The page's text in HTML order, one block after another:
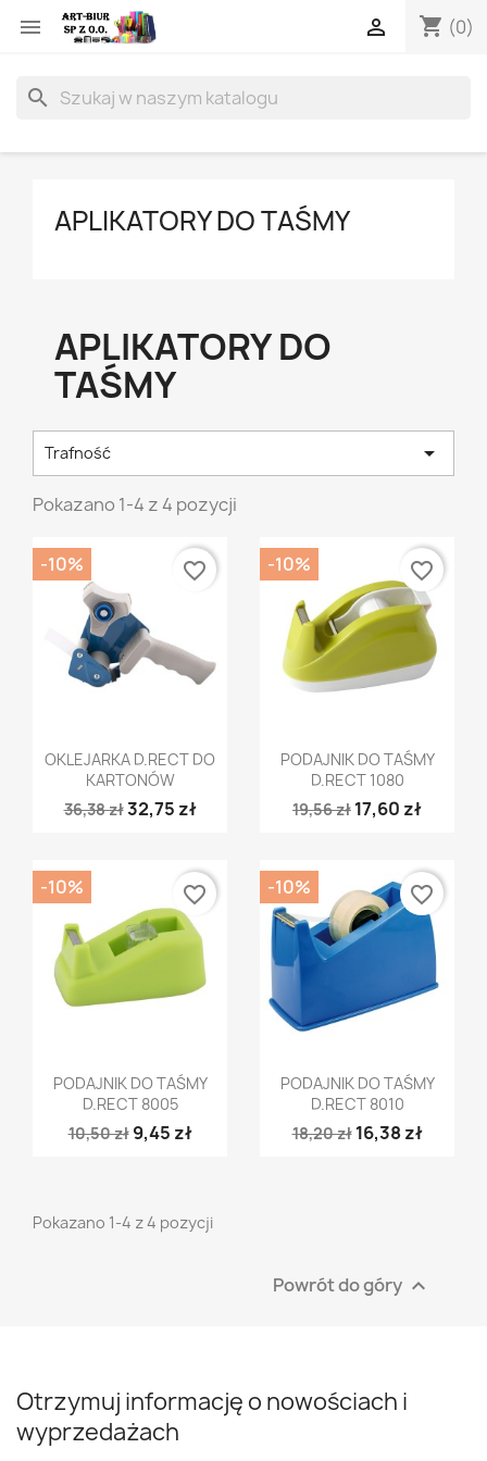
 shopping_cart (0)

search
APLIKATORY DO TAŚMY
APLIKATORY DO
TAŚMY
Trafność 
Pokazano 1-4 z 4 pozycji
Szybki podgląd
OKLEJARKA D.RECT DO
KARTONÓW
36,38 zł32,75 zł
-10% favorite_border
Szybki podgląd
PODAJNIK DO TAŚMY
D.RECT 1080
19,56 zł 17,60 zł
-10% favorite_border
Szybki podgląd
PODAJNIK DO TAŚMY
D.RECT 8005
10,50 zł 9,45 zł
-10% favorite_border
Szybki podgląd
PODAJNIK DO TAŚMY
D.RECT 8010
18,20 zł 16,38 zł
-10% favorite_border
Pokazano 1-4 z 4 pozycji
Powrót do góry 
Otrzymuj informację o nowościach i
wyprzedażach